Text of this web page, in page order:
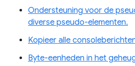
Ondersteuning voor de
diverse pseudo-elementen.
Kopieer alle
Byte-eenheden in het